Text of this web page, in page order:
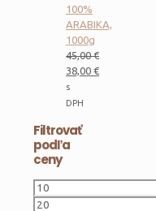
100%
ARABIKA,
1000g
45,00€
Pôvodná
cena
bola:
38,00 €
Aktuálna
cena
38,00 €.
s
DPH
Filtrovať
podľa
ceny
Minimálna
cena
Maximálna